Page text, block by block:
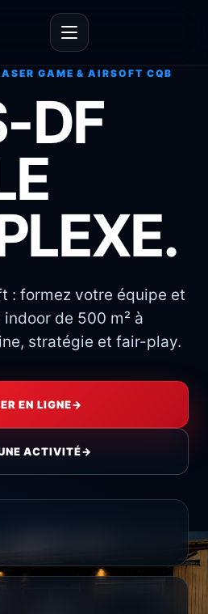
Ouvrir le menu
GAME & AIRSOFT CQB
DF
: formez votre équipe et
de 500 m² à
stratégie et fair-play.
EN LIGNE→
ACTIVITÉ→